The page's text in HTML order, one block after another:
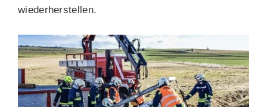
wiederherstellen.